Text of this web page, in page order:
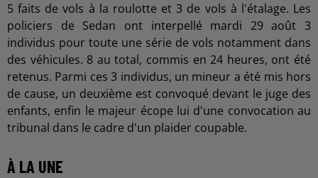
5 faits de vols à la roulotte et 3 de vols à l'étalage. Les
policiers de Sedan ont interpellé mardi 29 août 3
individus pour toute une série de vols notamment dans
des véhicules. 8 au total, commis en 24 heures, ont été
retenus. Parmi ces 3 individus, un mineur a été mis hors
de cause, un deuxième est convoqué devant le juge des
enfants, enfin le majeur écope lui d'une convocation au
tribunal dans le cadre d'un plaider coupable.
À LA UNE